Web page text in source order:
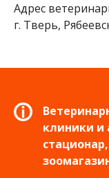
Адрес
г. Тверь,
клиники и